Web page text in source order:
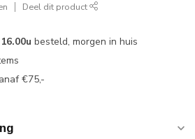
Deel dit product
16.00u besteld, morgen in huis
€75,-